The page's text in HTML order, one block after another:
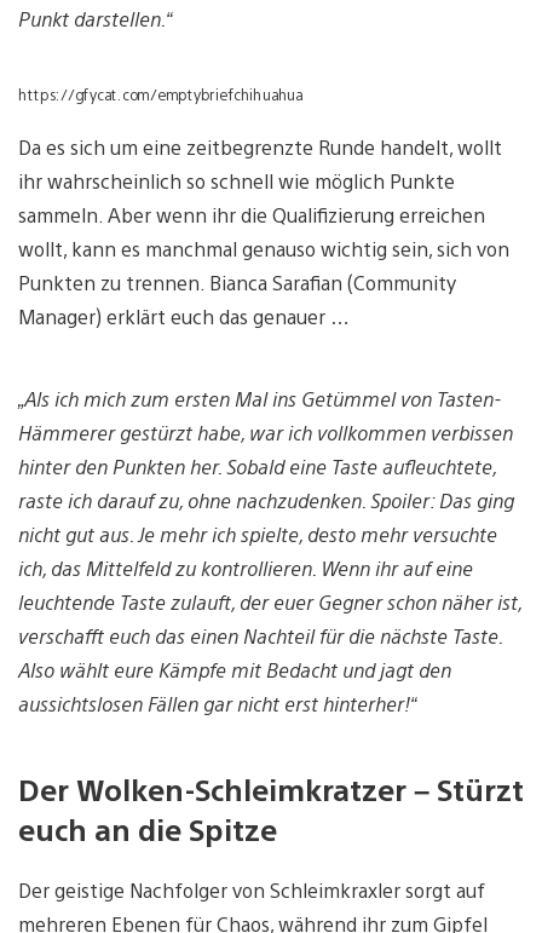
Punkt darstellen.“
https://gfycat.com/emptybriefchihuahua
Da es sich um eine zeitbegrenzte Runde handelt, wollt
ihr wahrscheinlich so schnell wie möglich Punkte
sammeln. Aber wenn ihr die Qualifizierung erreichen
wollt, kann es manchmal genauso wichtig sein, sich von
Punkten zu trennen. Bianca Sarafian (Community
Manager) erklärt euch das genauer …
„Als ich mich zum ersten Mal ins Getümmel von Tasten-
Hämmerer gestürzt habe, war ich vollkommen verbissen
hinter den Punkten her. Sobald eine Taste aufleuchtete,
raste ich darauf zu, ohne nachzudenken. Spoiler: Das ging
nicht gut aus. Je mehr ich spielte, desto mehr versuchte
ich, das Mittelfeld zu kontrollieren. Wenn ihr auf eine
leuchtende Taste zulauft, der euer Gegner schon näher ist,
verschafft euch das einen Nachteil für die nächste Taste.
Also wählt eure Kämpfe mit Bedacht und jagt den
aussichtslosen Fällen gar nicht erst hinterher!“
Der Wolken-Schleimkratzer – Stürzt
euch an die Spitze
Der geistige Nachfolger von Schleimkraxler sorgt auf
mehreren Ebenen für Chaos, während ihr zum Gipfel